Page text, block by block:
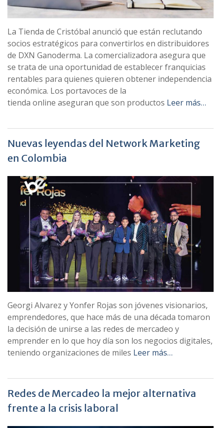
La Tienda de Cristóbal anunció que están reclutando
socios estratégicos para convertirlos en distribuidores
de DXN Ganoderma. La comercializadora asegura que
se trata de una oportunidad de establecer franquicias
rentables para quienes quieren obtener independencia
económica. Los portavoces de la
tienda online aseguran que son productos Leer más…
Nuevas leyendas del Network Marketing
en Colombia
Georgi Alvarez y Yonfer Rojas son jóvenes visionarios,
emprendedores, que hace más de una década tomaron
la decisión de unirse a las redes de mercadeo y
emprender en lo que hoy día son los negocios digitales,
teniendo organizaciones de miles Leer más…
Redes de Mercadeo la mejor alternativa
frente a la crisis laboral